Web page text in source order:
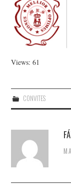
Views: 61
CONVITES